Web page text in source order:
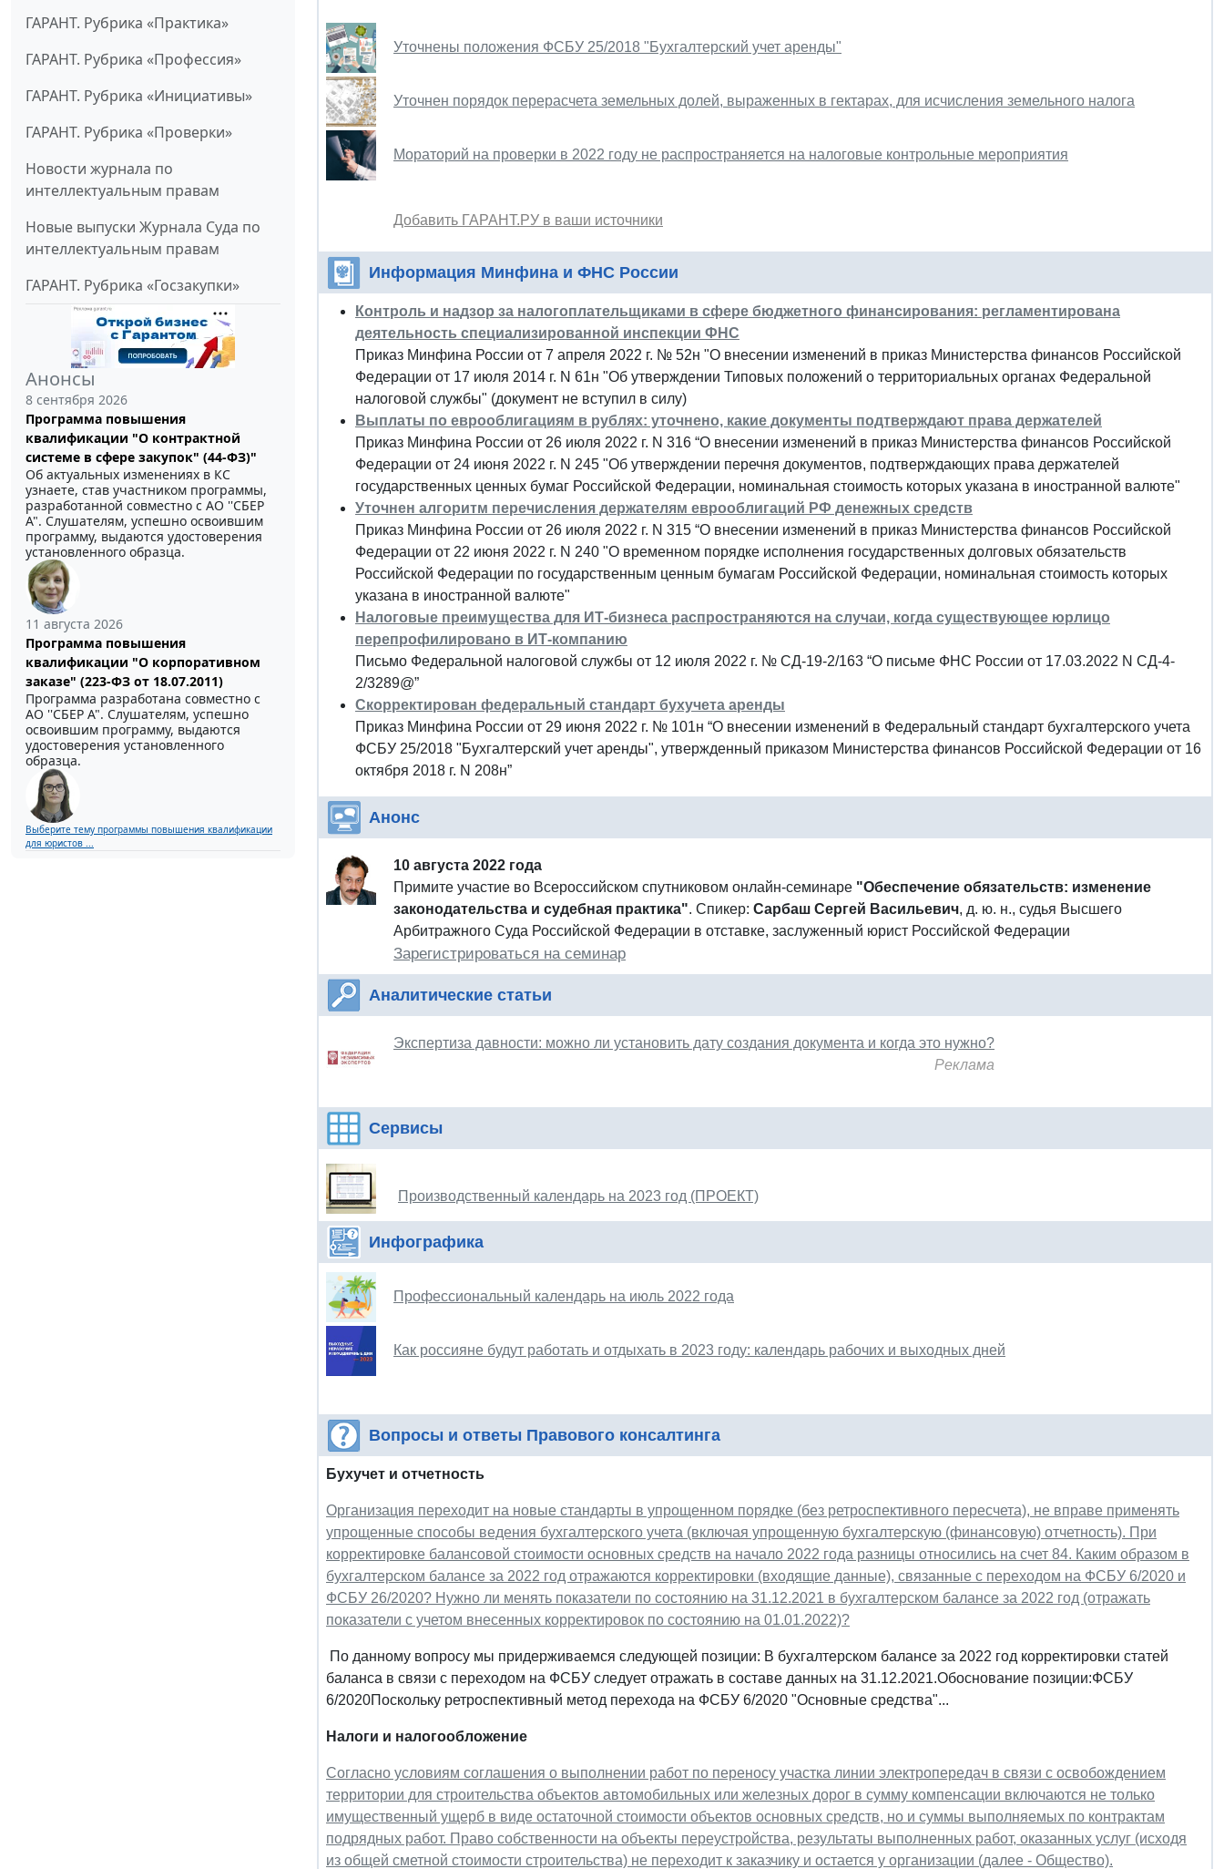
ГАРАНТ. Рубрика «Практика»
ГАРАНТ. Рубрика «Профессия»
ГАРАНТ. Рубрика «Инициативы»
ГАРАНТ. Рубрика «Проверки»
Новости журнала по
интеллектуальным правам
Новые выпуски Журнала Суда по
интеллектуальным правам
ГАРАНТ. Рубрика «Госзакупки»
Анонсы
8 сентября 2026
Программа повышения
квалификации "О контрактной
системе в сфере закупок" (44-ФЗ)"
Об актуальных изменениях в КС
узнаете, став участником программы,
разработанной совместно с АО ''СБЕР
А". Слушателям, успешно освоившим
программу, выдаются удостоверения
установленного образца.
11 августа 2026
Программа повышения
квалификации "О корпоративном
заказе" (223-ФЗ от 18.07.2011)
Программа разработана совместно с
АО ''СБЕР А". Слушателям, успешно
освоившим программу, выдаются
удостоверения установленного
образца.
Выберите тему программы повышения квалификации
для юристов ...
Уточнены положения ФСБУ 25/2018 "Бухгалтерский учет аренды"
Уточнен порядок перерасчета земельных долей, выраженных в гектарах, для исчисления земельного налога
Мораторий на проверки в 2022 году не распространяется на налоговые контрольные мероприятия
Добавить ГАРАНТ.РУ в ваши источники
Информация Минфина и ФНС России
Контроль и надзор за налогоплательщиками в сфере бюджетного финансирования: регламентирована
деятельность специализированной инспекции ФНС
Приказ Минфина России от 7 апреля 2022 г. № 52н "О внесении изменений в приказ Министерства финансов Российской
Федерации от 17 июля 2014 г. N 61н "Об утверждении Типовых положений о территориальных органах Федеральной
налоговой службы" (документ не вступил в силу)
Выплаты по еврооблигациям в рублях: уточнено, какие документы подтверждают права держателей
Приказ Минфина России от 26 июля 2022 г. N 316 “О внесении изменений в приказ Министерства финансов Российской
Федерации от 24 июня 2022 г. N 245 "Об утверждении перечня документов, подтверждающих права держателей
государственных ценных бумаг Российской Федерации, номинальная стоимость которых указана в иностранной валюте"
Уточнен алгоритм перечисления держателям еврооблигаций РФ денежных средств
Приказ Минфина России от 26 июля 2022 г. N 315 “О внесении изменений в приказ Министерства финансов Российской
Федерации от 22 июня 2022 г. N 240 "О временном порядке исполнения государственных долговых обязательств
Российской Федерации по государственным ценным бумагам Российской Федерации, номинальная стоимость которых
указана в иностранной валюте"
Налоговые преимущества для ИТ-бизнеса распространяются на случаи, когда существующее юрлицо
перепрофилировано в ИТ-компанию
Письмо Федеральной налоговой службы от 12 июля 2022 г. № СД-19-2/163 “О письме ФНС России от 17.03.2022 N СД-4-
2/3289@”
Скорректирован федеральный стандарт бухучета аренды
Приказ Минфина России от 29 июня 2022 г. № 101н “О внесении изменений в Федеральный стандарт бухгалтерского учета
ФСБУ 25/2018 "Бухгалтерский учет аренды", утвержденный приказом Министерства финансов Российской Федерации от 16
октября 2018 г. N 208н”
Анонс
10 августа 2022 года
Примите участие во Всероссийском спутниковом онлайн-семинаре "Обеспечение обязательств: изменение
законодательства и судебная практика". Спикер: Сарбаш Сергей Васильевич, д. ю. н., судья Высшего
Арбитражного Суда Российской Федерации в отставке, заслуженный юрист Российской Федерации
Зарегистрироваться на семинар
Аналитические статьи
Экспертиза давности: можно ли установить дату создания документа и когда это нужно?
Реклама
Сервисы
Производственный календарь на 2023 год (ПРОЕКТ)
Инфографика
Профессиональный календарь на июль 2022 года
Как россияне будут работать и отдыхать в 2023 году: календарь рабочих и выходных дней
Вопросы и ответы Правового консалтинга
Бухучет и отчетность
Организация переходит на новые стандарты в упрощенном порядке (без ретроспективного пересчета), не вправе применять
упрощенные способы ведения бухгалтерского учета (включая упрощенную бухгалтерскую (финансовую) отчетность). При
корректировке балансовой стоимости основных средств на начало 2022 года разницы относились на счет 84. Каким образом в
бухгалтерском балансе за 2022 год отражаются корректировки (входящие данные), связанные с переходом на ФСБУ 6/2020 и
ФСБУ 26/2020? Нужно ли менять показатели по состоянию на 31.12.2021 в бухгалтерском балансе за 2022 год (отражать
показатели с учетом внесенных корректировок по состоянию на 01.01.2022)?
По данному вопросу мы придерживаемся следующей позиции: В бухгалтерском балансе за 2022 год корректировки статей
баланса в связи с переходом на ФСБУ следует отражать в составе данных на 31.12.2021.Обоснование позиции:ФСБУ
6/2020Поскольку ретроспективный метод перехода на ФСБУ 6/2020 "Основные средства"...
Налоги и налогообложение
Согласно условиям соглашения о выполнении работ по переносу участка линии электропередач в связи с освобождением
территории для строительства объектов автомобильных или железных дорог в сумму компенсации включаются не только
имущественный ущерб в виде остаточной стоимости объектов основных средств, но и суммы выполняемых по контрактам
подрядных работ. Право собственности на объекты переустройства, результаты выполненных работ, оказанных услуг (исходя
из общей сметной стоимости строительства) не переходит к заказчику и остается у организации (далее - Общество).